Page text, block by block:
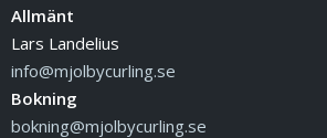
Allmänt
Lars Landelius
info@mjolbycurling.se
Bokning
bokning@mjolbycurling.se